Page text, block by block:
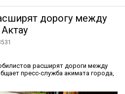
дорогу между
расширят дороги между
пресс-служба акимата города,